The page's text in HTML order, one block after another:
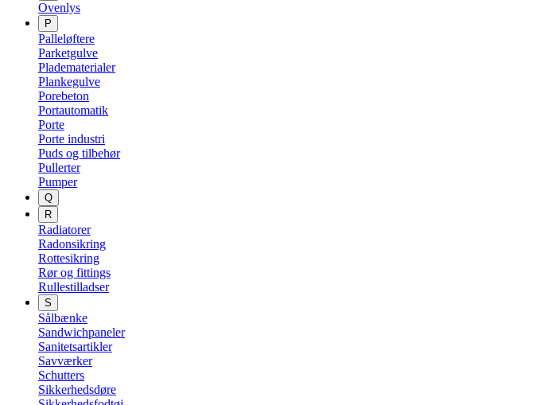
Ovenlys
P
Palleløftere
Parketgulve
Pladematerialer
Plankegulve
Porebeton
Portautomatik
Porte
Porte industri
Puds og tilbehør
Pullerter
Pumper
Q
R
Radiatorer
Radonsikring
Rottesikring
Rør og fittings
Rullestilladser
S
Sålbænke
Sandwichpaneler
Sanitetsartikler
Savværker
Schutters
Sikkerhedsdøre